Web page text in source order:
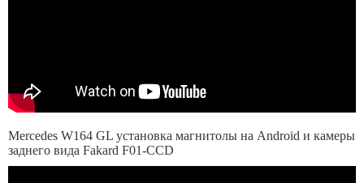
Mercedes W164 GL установка магнитолы на Android и камеры
заднего вида Fakard F01-CCD